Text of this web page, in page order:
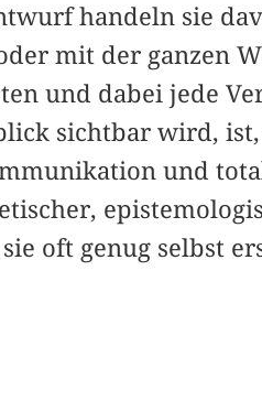
handeln sie
mit der ganzen
und dabei jede
sichtbar wird,
und
oft genug selbst